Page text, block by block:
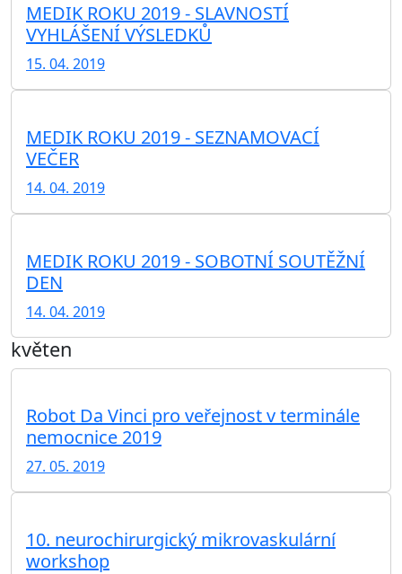
MEDIK ROKU 2019 - SLAVNOSTÍ
VYHLÁŠENÍ VÝSLEDKŮ
15. 04. 2019
MEDIK ROKU 2019 - SEZNAMOVACÍ
VEČER
14. 04. 2019
MEDIK ROKU 2019 - SOBOTNÍ SOUTĚŽNÍ
DEN
14. 04. 2019
květen
Robot Da Vinci pro veřejnost v terminále
nemocnice 2019
27. 05. 2019
10. neurochirurgický mikrovaskulární
workshop